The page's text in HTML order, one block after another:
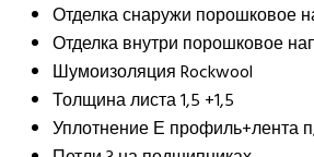
Отделка снаружи порошковое
Отделка внутри порошковое
Шумоизоляция Rockwool
Толщина листа 1,5 +1,5
Уплотнение Е профиль+лента